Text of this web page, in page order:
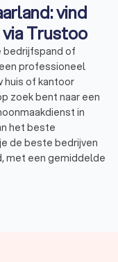
vind
Trustoo
bedrijfspand of
professioneel
huis of kantoor
zoek bent naar een
in
het beste
de beste bedrijven
met een gemiddelde